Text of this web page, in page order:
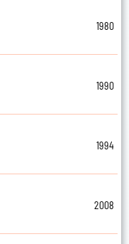
1980
1990
1994
2008